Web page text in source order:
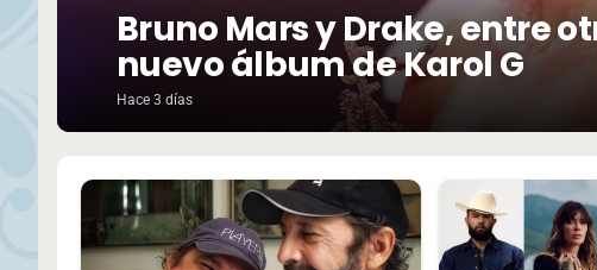
Bruno Mars y Drake, entre
nuevo álbum de Karol G
Hace 3 días